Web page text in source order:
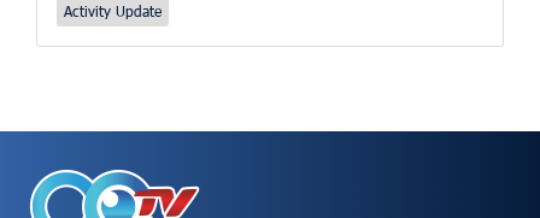
Activity Update